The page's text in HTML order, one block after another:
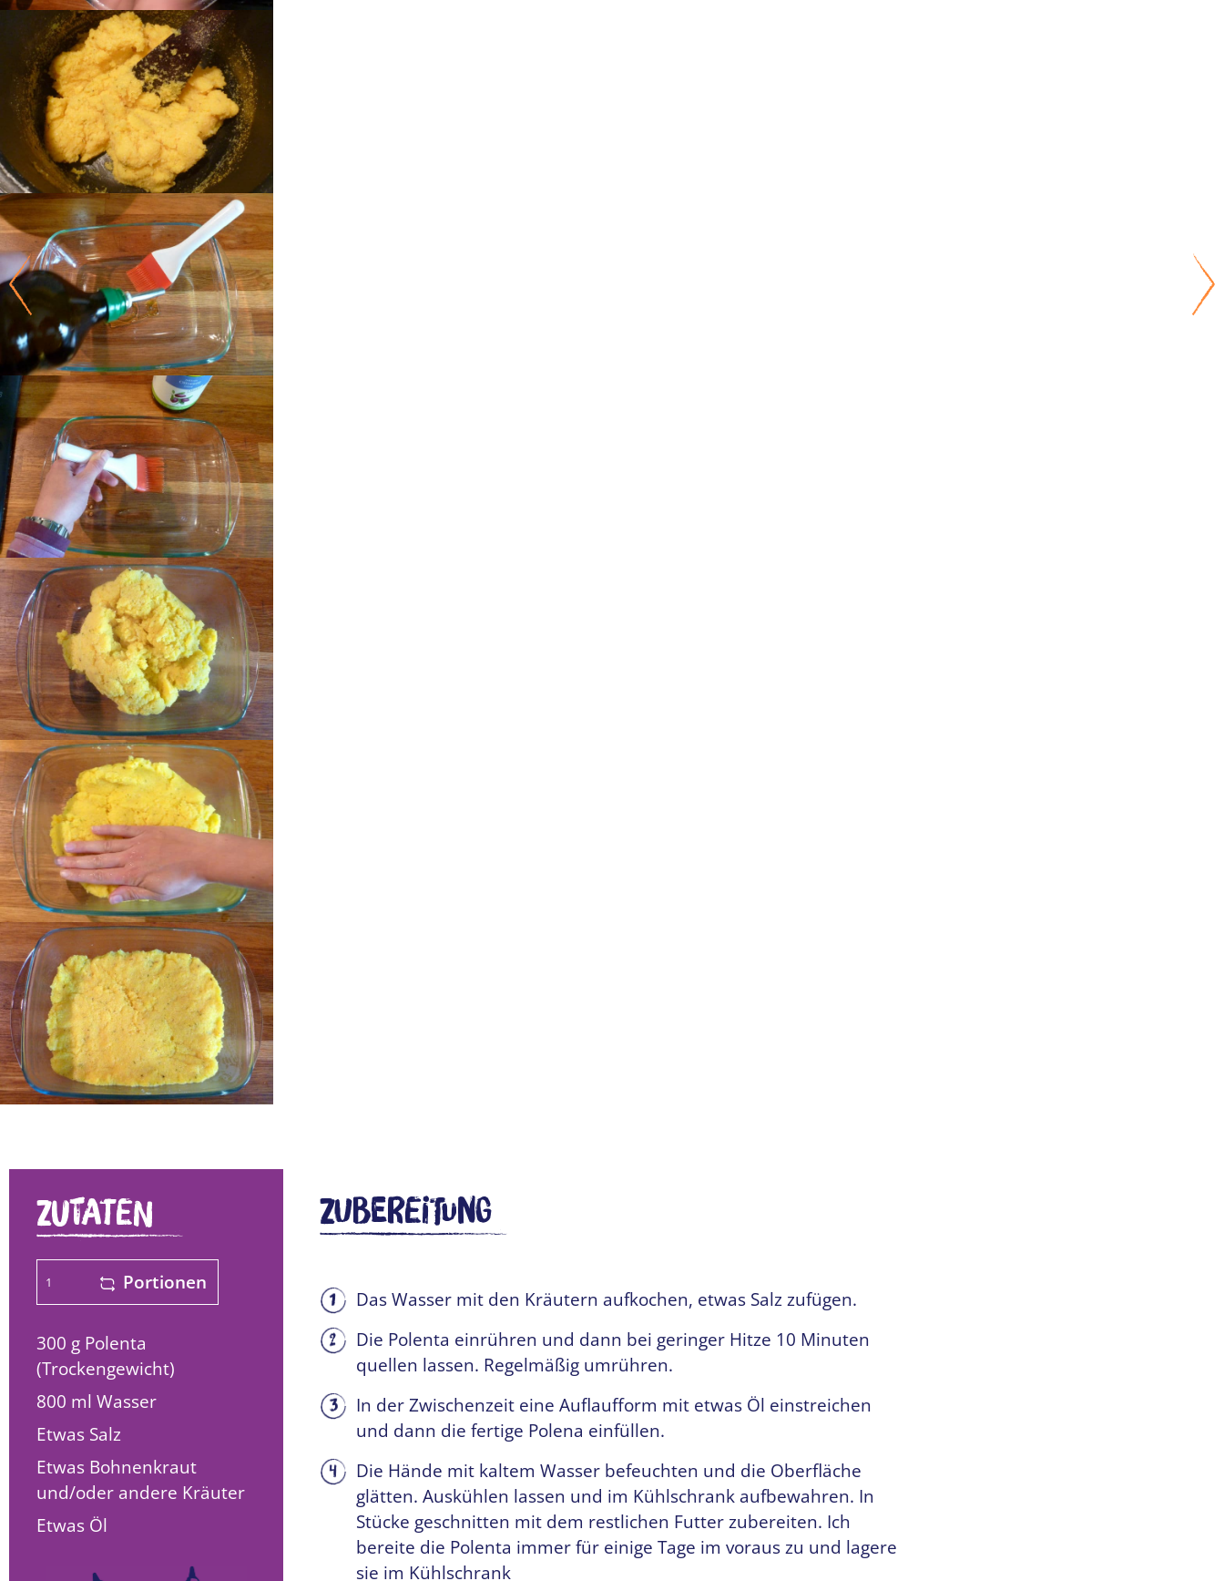
ZUTATEN
Portionen
300 g Polenta
(Trockengewicht)
800 ml Wasser
Etwas Salz
Etwas Bohnenkraut
und/oder andere Kräuter
Etwas Öl
Zubereitung
Das Wasser mit den Kräutern aufkochen, etwas Salz zufügen.
Die Polenta einrühren und dann bei geringer Hitze 10 Minuten
quellen lassen. Regelmäßig umrühren.
In der Zwischenzeit eine Auflaufform mit etwas Öl einstreichen
und dann die fertige Polena einfüllen.
Die Hände mit kaltem Wasser befeuchten und die Oberfläche
glätten. Auskühlen lassen und im Kühlschrank aufbewahren. In
Stücke geschnitten mit dem restlichen Futter zubereiten. Ich
bereite die Polenta immer für einige Tage im voraus zu und lagere
sie im Kühlschrank